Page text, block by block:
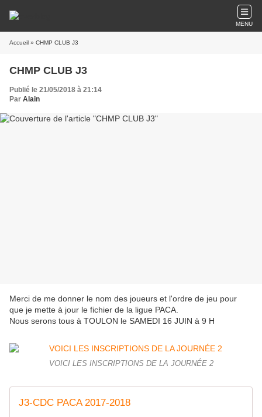
MENU
Accueil » CHMP CLUB J3
CHMP CLUB J3
Publié le 21/05/2018 à 21:14
Par Alain
Merci de me donner le nom des joueurs et l'ordre de jeu pour
que je mette à jour le fichier de la ligue PACA.
Nous serons tous à TOULON le SAMEDI 16 JUIN à 9 H
VOICI LES INSCRIPTIONS DE LA JOURNÉE 2
J3-CDC PACA 2017-2018